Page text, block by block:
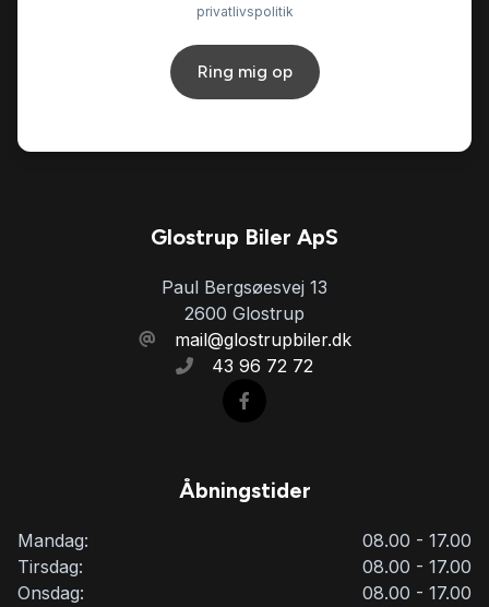
privatlivspolitik
Ring mig op
Glostrup Biler ApS
Paul Bergsøesvej 13
2600 Glostrup
mail@glostrupbiler.dk
43 96 72 72
Åbningstider
Mandag:
08.00 - 17.00
Tirsdag:
08.00 - 17.00
Onsdag:
08.00 - 17.00